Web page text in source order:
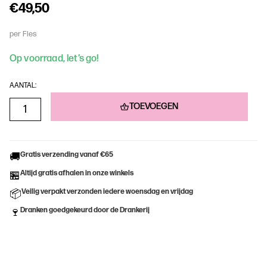
€49,50
per Fles
Op voorraad, let’s go!
AANTAL:
TOEVOEGEN
🚚Gratis verzending vanaf €65
🏪Altijd gratis afhalen in onze winkels
📦Veilig verpakt verzonden iedere woensdag en vrijdag
🍷 Dranken goedgekeurd door de Drankerij